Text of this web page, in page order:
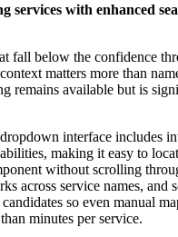
services with enhanced
fall below the confidence
matters more than
remains available but is
interface includes
making it easy to
without scrolling
across service names, and
so even manual
minutes per service.